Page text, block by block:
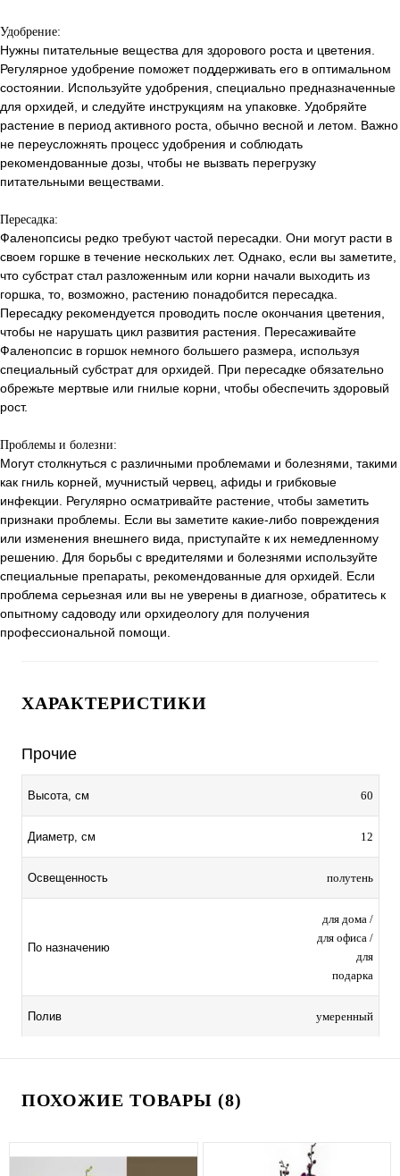
Удобрение:
Нужны питательные вещества для здорового роста и цветения.
Регулярное удобрение поможет поддерживать его в оптимальном
состоянии. Используйте удобрения, специально предназначенные
для орхидей, и следуйте инструкциям на упаковке. Удобряйте
растение в период активного роста, обычно весной и летом. Важно
не переусложнять процесс удобрения и соблюдать
рекомендованные дозы, чтобы не вызвать перегрузку
питательными веществами.
Пересадка:
Фаленопсисы редко требуют частой пересадки. Они могут расти в
своем горшке в течение нескольких лет. Однако, если вы заметите,
что субстрат стал разложенным или корни начали выходить из
горшка, то, возможно, растению понадобится пересадка.
Пересадку рекомендуется проводить после окончания цветения,
чтобы не нарушать цикл развития растения. Пересаживайте
Фаленопсис в горшок немного большего размера, используя
специальный субстрат для орхидей. При пересадке обязательно
обрежьте мертвые или гнилые корни, чтобы обеспечить здоровый
рост.
Проблемы и болезни:
Могут столкнуться с различными проблемами и болезнями, такими
как гниль корней, мучнистый червец, афиды и грибковые
инфекции. Регулярно осматривайте растение, чтобы заметить
признаки проблемы. Если вы заметите какие-либо повреждения
или изменения внешнего вида, приступайте к их немедленному
решению. Для борьбы с вредителями и болезнями используйте
специальные препараты, рекомендованные для орхидей. Если
проблема серьезная или вы не уверены в диагнозе, обратитесь к
опытному садоводу или орхидеологу для получения
профессиональной помощи.
ХАРАКТЕРИСТИКИ
Прочие
Высота, см 60
Диаметр, см 12
Освещенность полутень
По назначению
для дома /
для офиса /
для
подарка
Полив умеренный
ПОХОЖИЕ ТОВАРЫ (8)